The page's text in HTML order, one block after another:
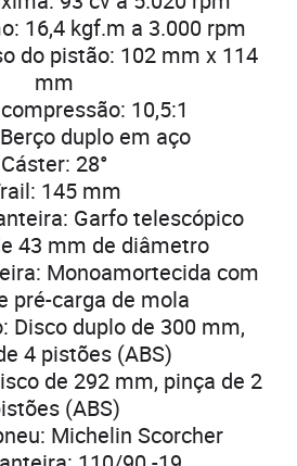
16,4 kgf.m a 3.000 rpm
do pistão: 102 mm x 114
mm
10,5:1
duplo em aço
Cáster: 28°
145 mm
Garfo telescópico
43 mm de diâmetro
Monoamortecida com
pré-carga de mola
Disco duplo de 300 mm,
4 pistões (ABS)
de 292 mm, pinça de 2
(ABS)
Michelin Scorcher